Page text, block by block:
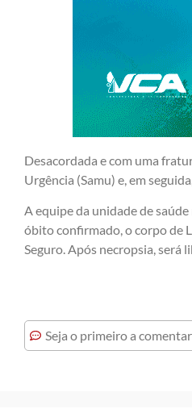
Desacordada e com uma
Urgência (Samu) e, em
A equipe da unidade de
óbito confirmado, o corpo de
Seguro. Após necropsia, será
Seja o primeiro a comentar